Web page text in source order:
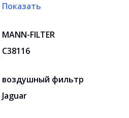
Показать
MANN-FILTER
C38116
воздушный фильтр
Jaguar